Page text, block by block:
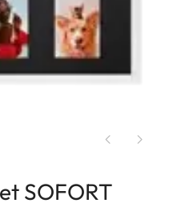
SOFORT